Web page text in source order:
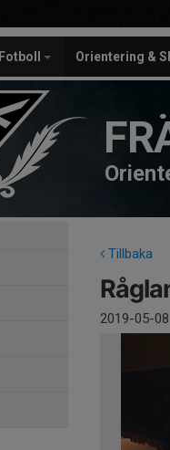
Fotboll Orientering &
Tillbaka
2019-05-08